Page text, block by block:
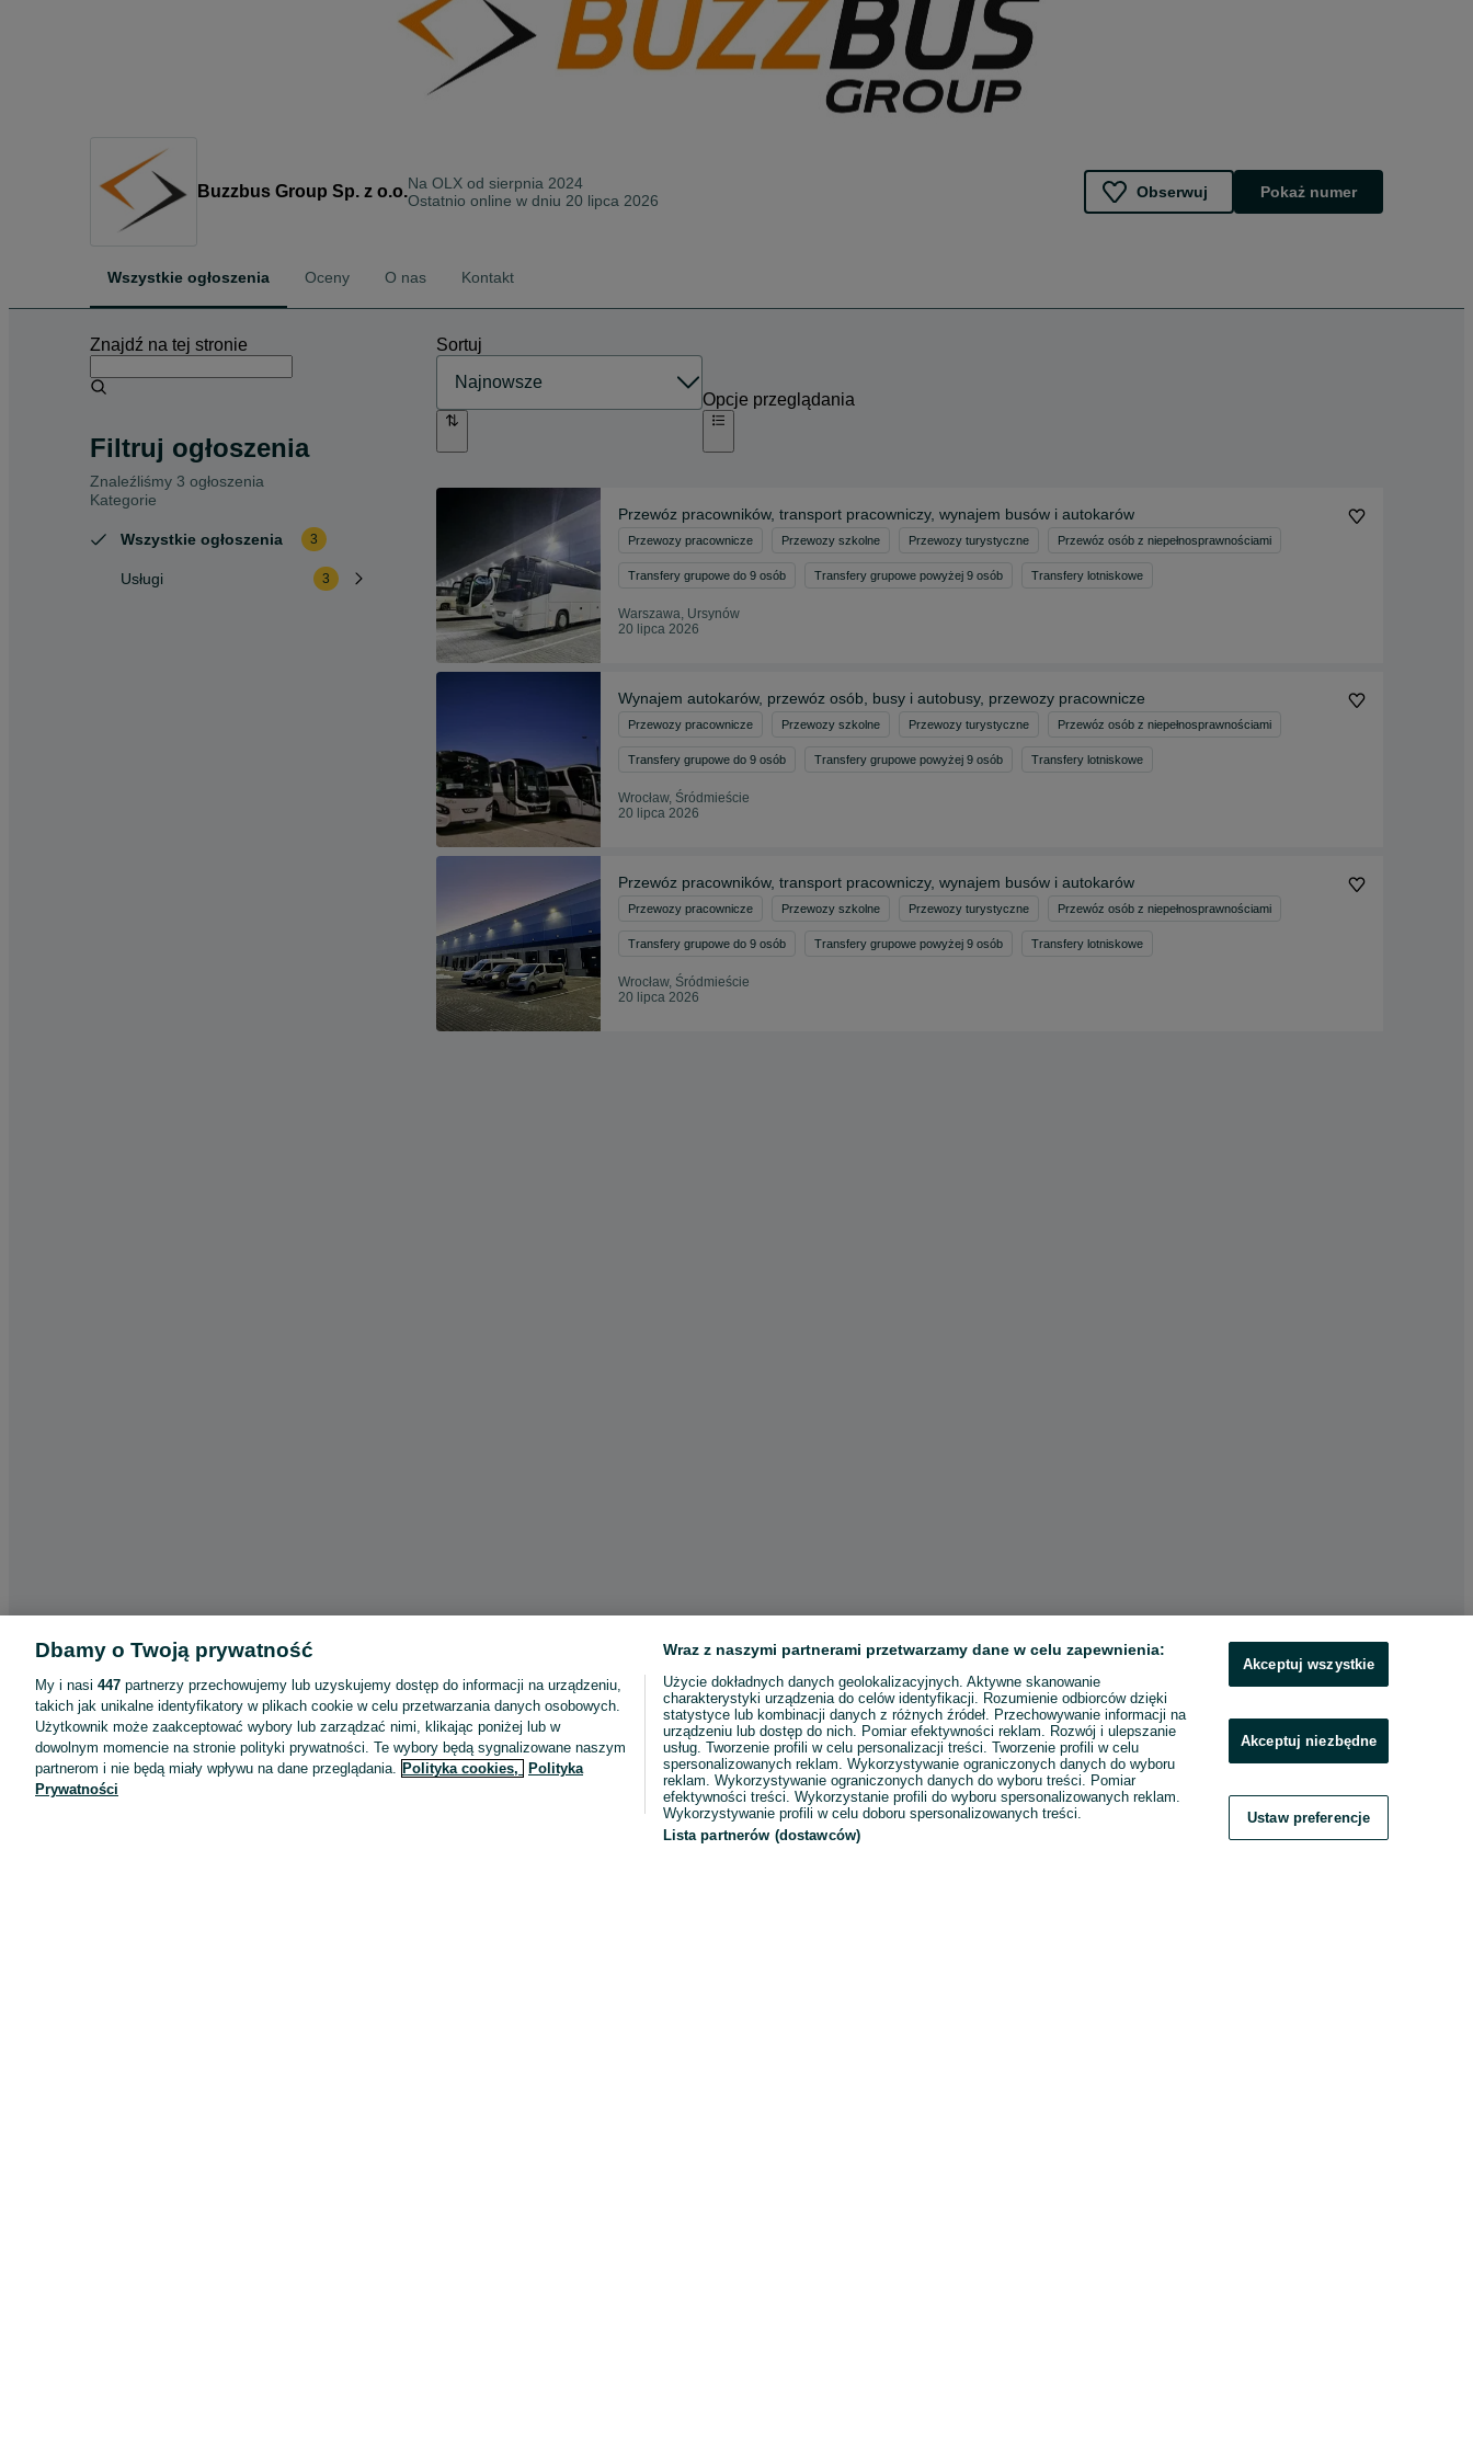
Buzzbus Group Sp. z o.o.Na OLX od sierpnia 2024
Ostatnio online w dniu 20 lipca 2026
Obserwuj Pokaż numer
Wszystkie ogłoszenia Oceny O nas Kontakt
Znajdź na tej stronie
Filtruj ogłoszenia
Znaleźliśmy 3 ogłoszenia
Kategorie
Wszystkie ogłoszenia 3
Usługi 3
Sortuj
Opcje przeglądania
Przewóz pracowników, transport pracowniczy, wynajem busów i autokarów
Przewozy pracownicze Przewozy szkolne Przewozy turystyczne Przewóz osób z niepełnosprawnościami
Transfery grupowe do 9 osób Transfery grupowe powyżej 9 osób Transfery lotniskowe
Warszawa, Ursynów
20 lipca 2026
Wynajem autokarów, przewóz osób, busy i autobusy, przewozy pracownicze
Przewozy pracownicze Przewozy szkolne Przewozy turystyczne Przewóz osób z niepełnosprawnościami
Transfery grupowe do 9 osób Transfery grupowe powyżej 9 osób Transfery lotniskowe
Wrocław, Śródmieście
20 lipca 2026
Przewóz pracowników, transport pracowniczy, wynajem busów i autokarów
Przewozy pracownicze Przewozy szkolne Przewozy turystyczne Przewóz osób z niepełnosprawnościami
Transfery grupowe do 9 osób Transfery grupowe powyżej 9 osób Transfery lotniskowe
Wrocław, Śródmieście
20 lipca 2026
Dbamy o Twoją prywatność
My i nasi 447 partnerzy przechowujemy lub uzyskujemy dostęp do informacji na urządzeniu,
takich jak unikalne identyfikatory w plikach cookie w celu przetwarzania danych osobowych.
Użytkownik może zaakceptować wybory lub zarządzać nimi, klikając poniżej lub w
dowolnym momencie na stronie polityki prywatności. Te wybory będą sygnalizowane naszym
partnerom i nie będą miały wpływu na dane przeglądania. Polityka cookies,
Polityka
Prywatności
Wraz z naszymi partnerami przetwarzamy dane w celu zapewnienia:
Użycie dokładnych danych geolokalizacyjnych. Aktywne skanowanie
charakterystyki urządzenia do celów identyfikacji. Rozumienie odbiorców dzięki
statystyce lub kombinacji danych z różnych źródeł. Przechowywanie informacji na
urządzeniu lub dostęp do nich. Pomiar efektywności reklam. Rozwój i ulepszanie
usług. Tworzenie profili w celu personalizacji treści. Tworzenie profili w celu
spersonalizowanych reklam. Wykorzystywanie ograniczonych danych do wyboru
reklam. Wykorzystywanie ograniczonych danych do wyboru treści. Pomiar
efektywności treści. Wykorzystanie profili do wyboru spersonalizowanych reklam.
Wykorzystywanie profili w celu doboru spersonalizowanych treści.
Lista partnerów (dostawców)
Akceptuj wszystkie
Akceptuj niezbędne
Ustaw preferencje